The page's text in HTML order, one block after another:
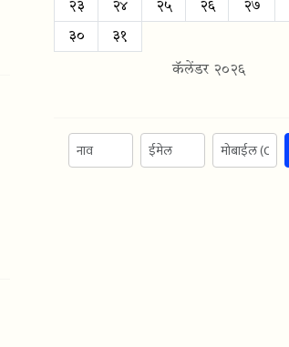
२३ २४ २५ २६ २७
३० ३१
कॅलेंडर २०२६